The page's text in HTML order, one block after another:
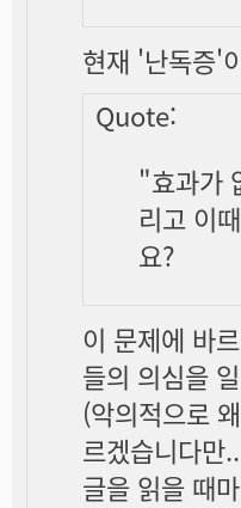
현재 '난독증'
Quote:
"효과가
리고 이
요?
이 문제에 바
들의 의심을
(악의적으로
르겠습니다만
글을 읽을 때